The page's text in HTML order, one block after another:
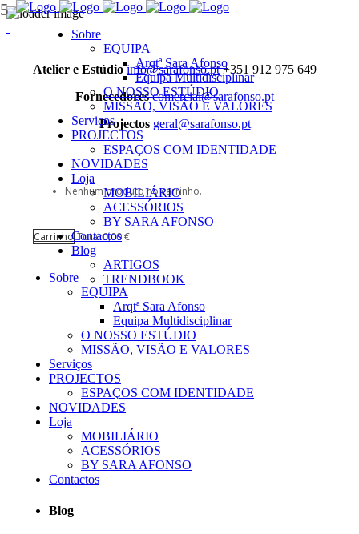
Atelier e Estúdio info@sarafonso.pt+351 912 975 649
Fornecedores comercial@sarafonso.pt
Projectos geral@sarafonso.pt
Sobre
EQUIPA
Arqtª Sara Afonso
Equipa Multidisciplinar
O NOSSO ESTÚDIO
MISSÃO, VISÃO E VALORES
Serviços
PROJECTOS
ESPAÇOS COM IDENTIDADE
NOVIDADES
Loja
MOBILIÁRIO
ACESSÓRIOS
BY SARA AFONSO
Contactos
Blog
ARTIGOS
TRENDBOOK
Nenhum produto no carrinho.
Carrinho Total:0,00€
Sobre
EQUIPA
Arqtª Sara Afonso
Equipa Multidisciplinar
O NOSSO ESTÚDIO
MISSÃO, VISÃO E VALORES
Serviços
PROJECTOS
ESPAÇOS COM IDENTIDADE
NOVIDADES
Loja
MOBILIÁRIO
ACESSÓRIOS
BY SARA AFONSO
Contactos
Blog